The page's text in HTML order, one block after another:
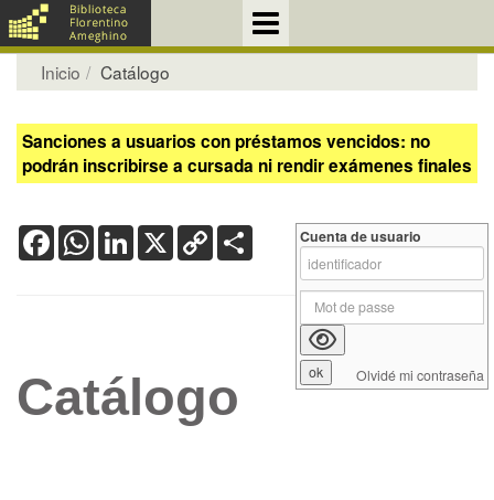
Inicio Catálogo
Sanciones a usuarios con préstamos vencidos: no
podrán inscribirse a cursada ni rendir exámenes finales
FacebookWhatsApp
LinkedIn
X Copy
Link
Catálogo
Cuenta de usuario
Olvidé mi contraseña